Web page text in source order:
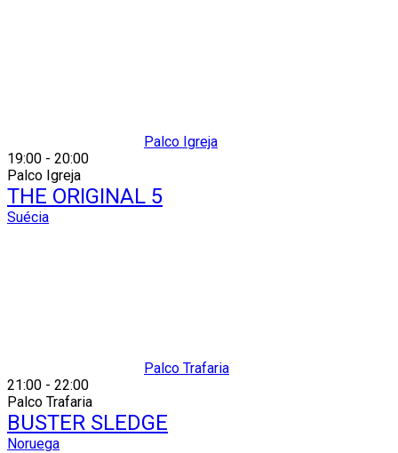
Palco Igreja
19:00 - 20:00
Palco Igreja
THE ORIGINAL 5
Suécia
Palco Trafaria
21:00 - 22:00
Palco Trafaria
BUSTER SLEDGE
Noruega